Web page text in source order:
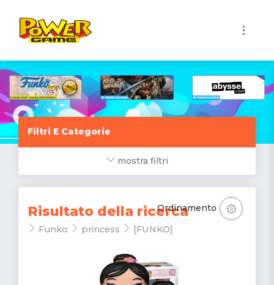
Filtri E Categorie
mostra filtri
Risultato della ricerca
Funko princess [FUNKO]
Ordinamento